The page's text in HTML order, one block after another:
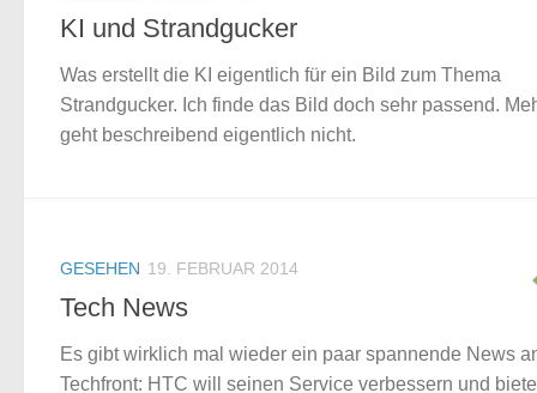
KI und Strandgucker
Was erstellt die KI eigentlich für ein Bild zum Thema
Strandgucker. Ich finde das Bild doch sehr passend.
geht beschreibend eigentlich nicht.
GESEHEN 19. FEBRUAR 2014
Tech News
Es gibt wirklich mal wieder ein paar spannende News
Techfront: HTC will seinen Service verbessern und